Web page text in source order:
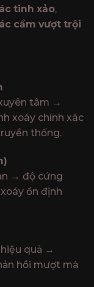
tinh xảo,
cầm vượt trội
tâm →
xoáy chính xác
thống.
→ độ cứng
ổn định
quả →
hồi mượt mà